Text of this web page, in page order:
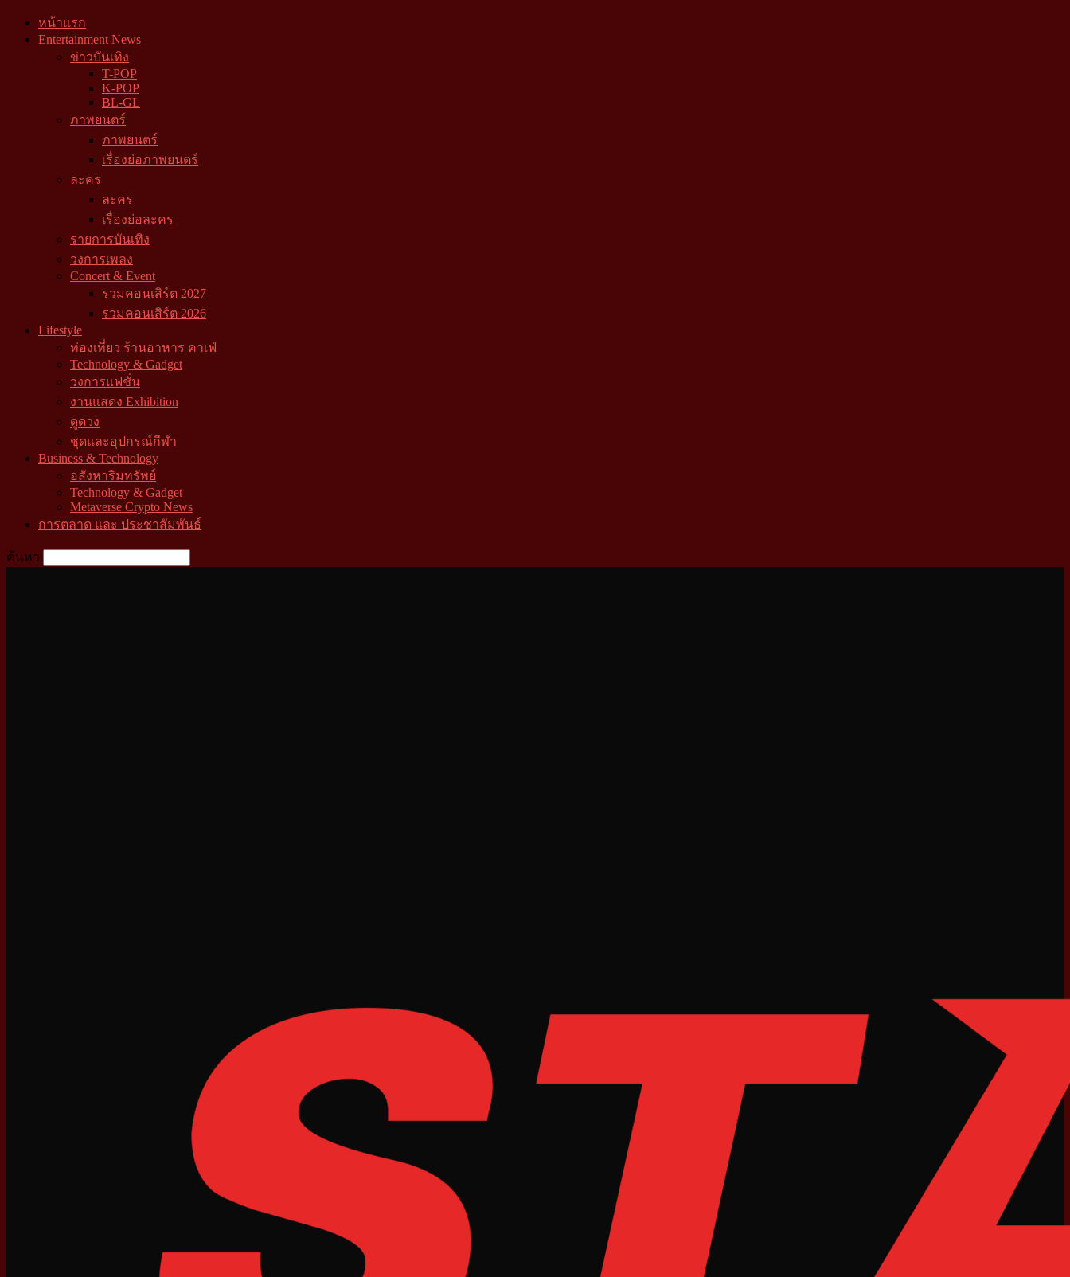
หน้าแรก
Entertainment News
ข่าวบันเทิง
T-POP
K-POP
BL-GL
ภาพยนตร์
ภาพยนตร์
เรื่องย่อภาพยนตร์
ละคร
ละคร
เรื่องย่อละคร
รายการบันเทิง
วงการเพลง
Concert & Event
รวมคอนเสิร์ต 2027
รวมคอนเสิร์ต 2026
Lifestyle
ท่องเที่ยว ร้านอาหาร คาเฟ่
Technology & Gadget
วงการแฟชั่น
งานแสดง Exhibition
ดูดวง
ชุดและอุปกรณ์กีฬา
Business & Technology
อสังหาริมทรัพย์
Technology & Gadget
Metaverse Crypto News
การตลาด และ ประชาสัมพันธ์
ค้นหา